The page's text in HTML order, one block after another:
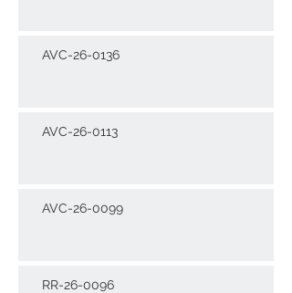
AVC-26-0136
AVC-26-0113
AVC-26-0099
RR-26-0096